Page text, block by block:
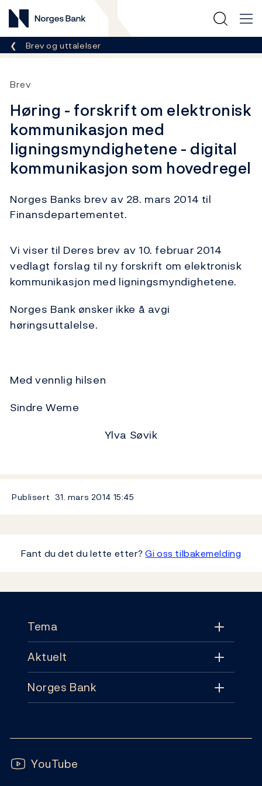
Norges Bank
Her er du nå:
Brev og uttalelser
Brev
Høring - forskrift om elektronisk
kommunikasjon med
ligningsmyndighetene - digital
kommunikasjon som hovedregel
Norges Banks brev av 28. mars 2014 til
Finansdepartementet.
Vi viser til Deres brev av 10. februar 2014
vedlagt forslag til ny forskrift om elektronisk
kommunikasjon med ligningsmyndighetene.
Norges Bank ønsker ikke å avgi
høringsuttalelse.
Med vennlig hilsen
Sindre Weme
Ylva Søvik
Publisert 31. mars 2014 15:45
Fant du det du lette etter?Gi oss tilbakemelding
Tema
Tema
Pengepolitikk
Sedler og mynter
Aktuelt
Aktuelt
Publikasjoner
Norges Bank
Abonnement
Følg oss:
YouTube